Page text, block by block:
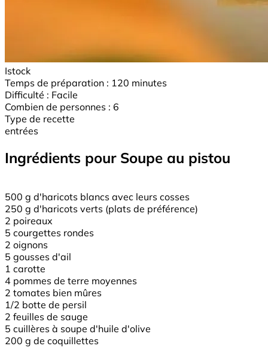
Istock
Temps de préparation : 120 minutes
Difficulté : Facile
Combien de personnes : 6
Type de recette
entrées
Ingrédients pour Soupe au pistou
500 g d'haricots blancs avec leurs cosses
250 g d'haricots verts (plats de préférence)
2 poireaux
5 courgettes rondes
2 oignons
5 gousses d'ail
1 carotte
4 pommes de terre moyennes
2 tomates bien mûres
1/2 botte de persil
2 feuilles de sauge
5 cuillères à soupe d'huile d'olive
200 g de coquillettes